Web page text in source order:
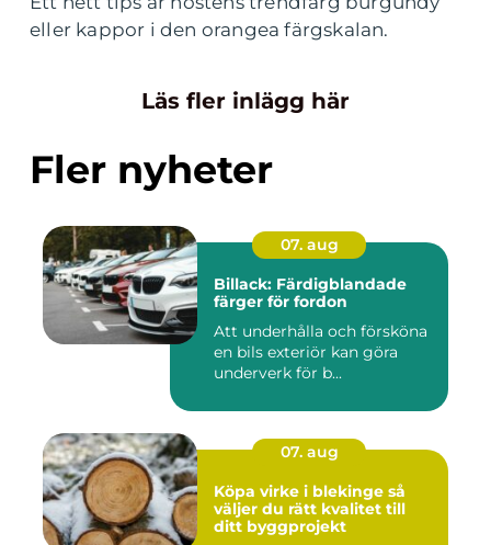
eller kappor i den orangea färgskalan.
Läs fler inlägg här
Fler nyheter
07. aug
Billack: Färdigblandade
färger för fordon
Att underhålla och försköna
en bils exteriör kan göra
underverk för b...
07. aug
Köpa virke i blekinge så
väljer du rätt kvalitet till
ditt byggprojekt